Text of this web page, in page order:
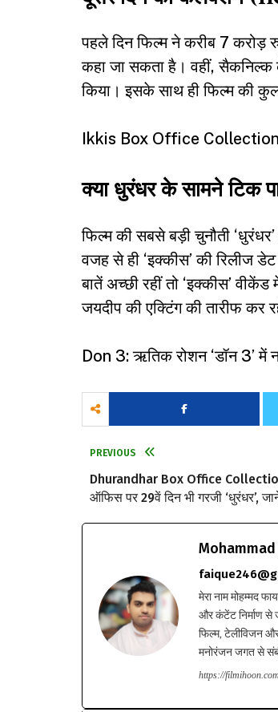
पहले दिन फिल्म ने करीब 7 करोड़
कहा जा सकता है। वहीं,
किया। इसके साथ ही फिल्म की
Ikkis Box Office Collection
क्या धुरंधर के सामने टिक
फिल्म की सबसे बड़ी चुनौती
वजह से ही ‘इक्कीस’ की रिलीज
बातें अच्छी रहीं तो ‘इक्कीस’
जयदीप की एक्टिंग की तारीफ कर
Don 3: ऋतिक रोशन ‘डॉन 3’ में
PREVIOUS
Dhurandhar Box Office
ऑफिस पर 29वें दिन भी गरजी ‘धुरंधर’,
मेरा नाम मोहम्मद
और कंटेंट निर्माण से
फिल्म, टेलीविजन
मनोरंजन जगत से
https://filmihoon.com